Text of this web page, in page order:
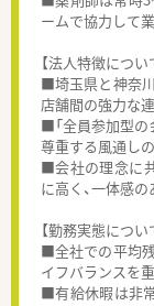
ームで協力して
【法人特徴につい
■埼玉県と神奈
店舗間の強力な
■「全員参加型の
尊重する風通し
■会社の理念に
に高く、一体感
【勤務実態につい
■全社での平均
イフバランスを
■有給休暇は非